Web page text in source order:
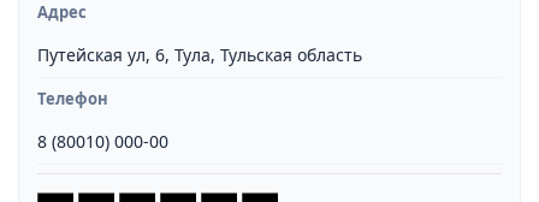
Адрес
Путейская ул, 6, Тула, Тульская область
Телефон
8 (80010) 000-00